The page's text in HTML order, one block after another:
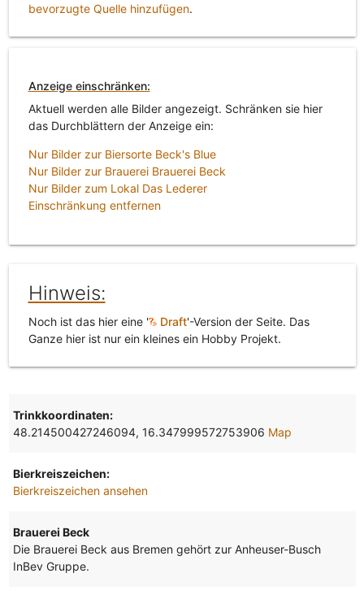
bevorzugte Quelle hinzufügen.
Anzeige einschränken:
Aktuell werden alle Bilder angezeigt. Schränken sie hier
das Durchblättern der Anzeige ein:
Nur Bilder zur Biersorte Beck's Blue
Nur Bilder zur Brauerei Brauerei Beck
Nur Bilder zum Lokal Das Lederer
Einschränkung entfernen
Hinweis:
Noch ist das hier eine ' Draft'-Version der Seite. Das
Ganze hier ist nur ein kleines ein Hobby Projekt.
Trinkkoordinaten:
48.214500427246094, 16.347999572753906 Map
Bierkreiszeichen:
Bierkreiszeichen ansehen
Brauerei Beck
Die Brauerei Beck aus Bremen gehört zur Anheuser-Busch
InBev Gruppe.